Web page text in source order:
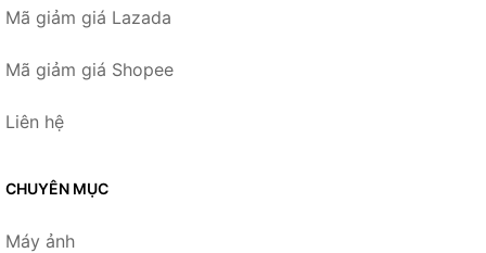
Mã giảm giá Lazada
Mã giảm giá Shopee
Liên hệ
CHUYÊN MỤC
Máy ảnh